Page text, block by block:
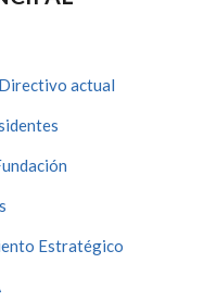
actual
Estratégico